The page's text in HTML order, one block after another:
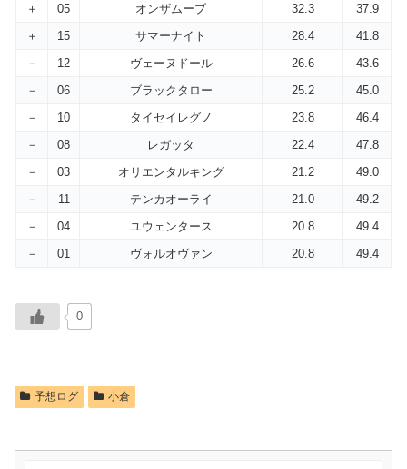
＋
05 オンザムーブ 32.3
37.9
＋
15 サマーナイト 28.4
41.8
－
12 ヴェーヌドール 26.6
43.6
－
06 ブラックタロー 25.2
45.0
－
10 タイセイレグノ 23.8
46.4
－
08 レガッタ 22.4
47.8
－
03 オリエンタルキング 21.2
49.0
－
11 テンカオーライ 21.0
49.2
－
04 ユウェンタース 20.8
49.4
－
01 ヴォルオヴァン 20.8 49.4
0
予想ログ 小倉